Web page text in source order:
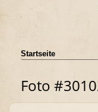
Startseite
Foto